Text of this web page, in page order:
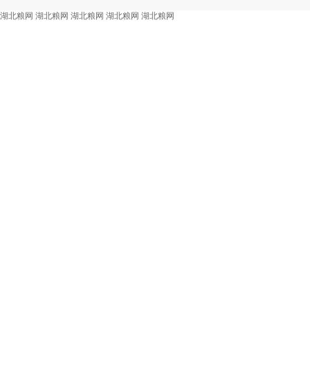
湖北粮网 湖北粮网 湖北粮网 湖北粮网 湖北粮网